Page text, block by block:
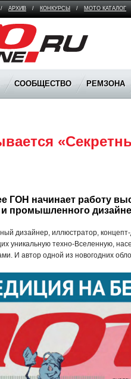
/ АРХИВ / КОНКУРСЫ / МОТО КАТАЛОГ
СООБЩЕСТВО РЕМЗОНА
ГОН начинает работу
и промышленного
дизайнер, иллюстратор,
уникальную техно-Вселенную,
И автор одной из новогодних